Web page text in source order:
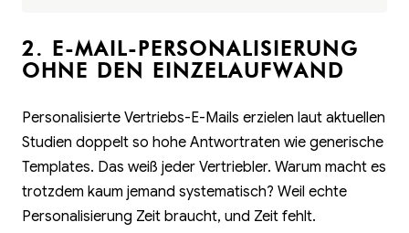
2. E-MAIL-PERSONALISIERUNG
OHNE DEN EINZELAUFWAND
Personalisierte Vertriebs-E-Mails erzielen laut aktuellen
Studien doppelt so hohe Antwortraten wie generische
Templates. Das weiß jeder Vertriebler. Warum macht es
trotzdem kaum jemand systematisch? Weil echte
Personalisierung Zeit braucht, und Zeit fehlt.